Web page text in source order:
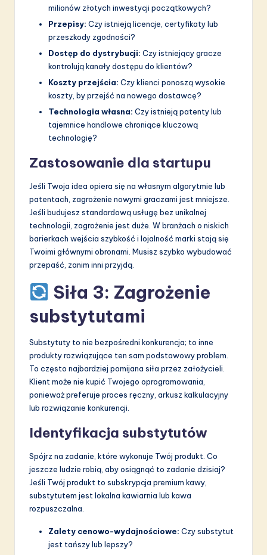
milionów złotych inwestycji początkowych?
Przepisy: Czy istnieją licencje, certyfikaty lub
przeszkody zgodności?
Dostęp do dystrybucji: Czy istniejący gracze
kontrolują kanały dostępu do klientów?
Koszty przejścia: Czy klienci ponoszą wysokie
koszty, by przejść na nowego dostawcę?
Technologia własna: Czy istnieją patenty lub
tajemnice handlowe chroniące kluczową
technologię?
Zastosowanie dla startupu
Jeśli Twoja idea opiera się na własnym algorytmie lub
patentach, zagrożenie nowymi graczami jest mniejsze.
Jeśli budujesz standardową usługę bez unikalnej
technologii, zagrożenie jest duże. W branżach o niskich
barierkach wejścia szybkość i lojalność marki stają się
Twoimi głównymi obronami. Musisz szybko wybudować
przepaść, zanim inni przyjdą.
Siła 3: Zagrożenie
substytutami
Substytuty to nie bezpośredni konkurencja; to inne
produkty rozwiązujące ten sam podstawowy problem.
To często najbardziej pomijana siła przez założycieli.
Klient może nie kupić Twojego oprogramowania,
ponieważ preferuje proces ręczny, arkusz kalkulacyjny
lub rozwiązanie konkurencji.
Identyfikacja substytutów
Spójrz na zadanie, które wykonuje Twój produkt. Co
jeszcze ludzie robią, aby osiągnąć to zadanie dzisiaj?
Jeśli Twój produkt to subskrypcja premium kawy,
substytutem jest lokalna kawiarnia lub kawa
rozpuszczalna.
Zalety cenowo-wydajnościowe: Czy substytut
jest tańszy lub lepszy?